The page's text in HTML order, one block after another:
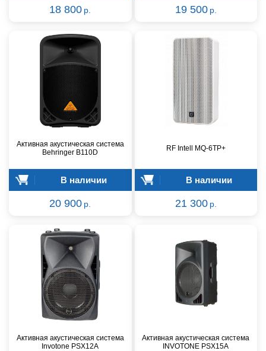
18 800 р. 19 500 р.
Активная акустическая система
Behringer B110D
В наличии
20 900 р.
RF Intell MQ-6TP+
В наличии
21 300 р.
Активная акустическая система
Invotone PSX12A
Активная акустическая система
INVOTONE PSX15A